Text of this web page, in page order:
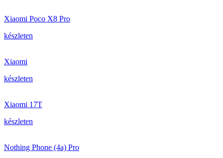
Xiaomi Poco X8 Pro
készleten
Xiaomi
készleten
Xiaomi 17T
készleten
Nothing Phone (4a) Pro